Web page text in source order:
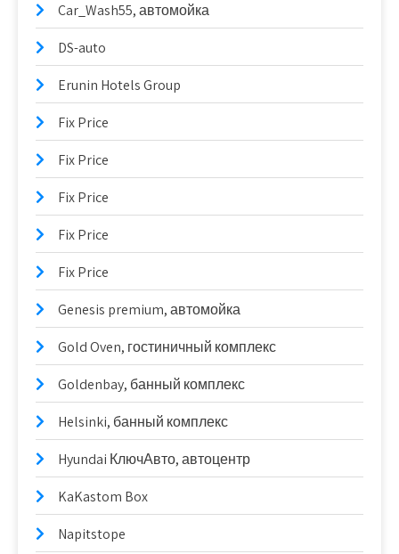
Car_Wash55, автомойка
DS-auto
Erunin Hotels Group
Fix Price
Fix Price
Fix Price
Fix Price
Fix Price
Genesis premium, автомойка
Gold Oven, гостиничный комплекс
Goldenbay, банный комплекс
Helsinki, банный комплекс
Hyundai КлючАвто, автоцентр
KaKastom Box
Napitstope